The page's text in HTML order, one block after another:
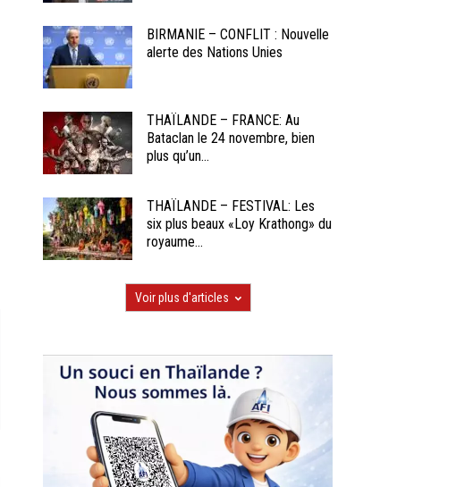
BIRMANIE – CONFLIT : Nouvelle
alerte des Nations Unies
THAÏLANDE – FRANCE: Au
Bataclan le 24 novembre, bien
plus qu’un...
THAÏLANDE – FESTIVAL: Les
six plus beaux «Loy Krathong» du
royaume...
Voir plus d'articles